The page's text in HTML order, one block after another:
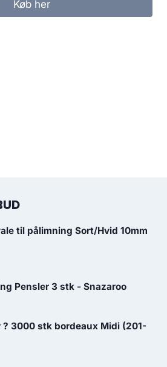
Køb her
til pålimning Sort/Hvid 10mm
Pensler 3 stk - Snazaroo
? 3000 stk bordeaux Midi (201-